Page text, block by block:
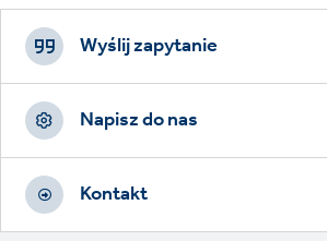
Footer
CTAs
Wyślij zapytanie
Napisz do nas
Kontakt